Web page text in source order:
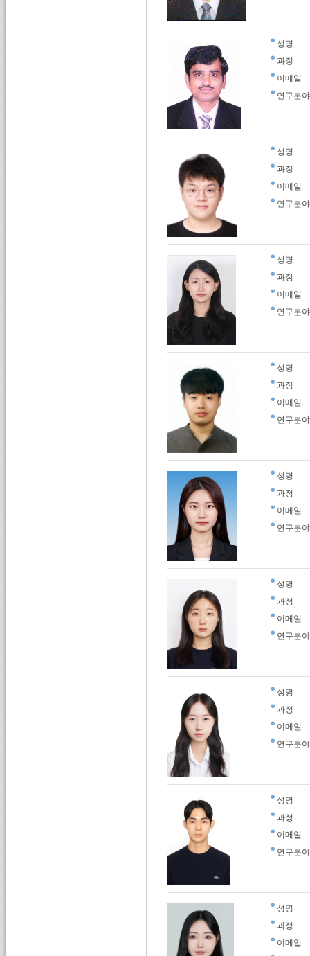
성명
과정
이메일
연구분야
성명
과정
이메일
연구분야
성명
과정
이메일
연구분야
성명
과정
이메일
연구분야
성명
과정
이메일
연구분야
성명
과정
이메일
연구분야
성명
과정
이메일
연구분야
성명
과정
이메일
연구분야
성명
과정
이메일